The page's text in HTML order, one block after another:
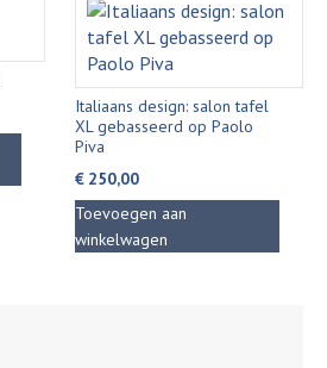
Italiaans design: salon tafel
XL gebasseerd op Paolo
Piva
€ 250,00
Toevoegen aan
winkelwagen